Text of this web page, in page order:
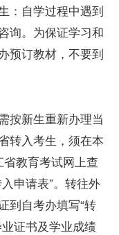
：自学过程中遇到
询。为保证学习和
预订教材，不要到
新生重新办理当
转入考生，须在本
教育考试网上查
申请表”。转往外
到自考办填写“转
证书及学业成绩